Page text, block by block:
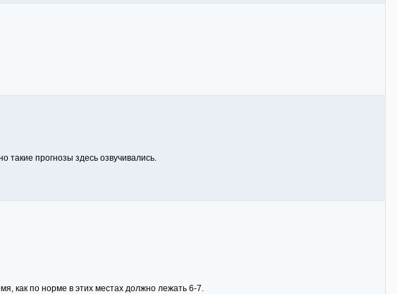
такие прогнозы здесь озвучивались.
как по норме в этих местах должно лежать 6-7.